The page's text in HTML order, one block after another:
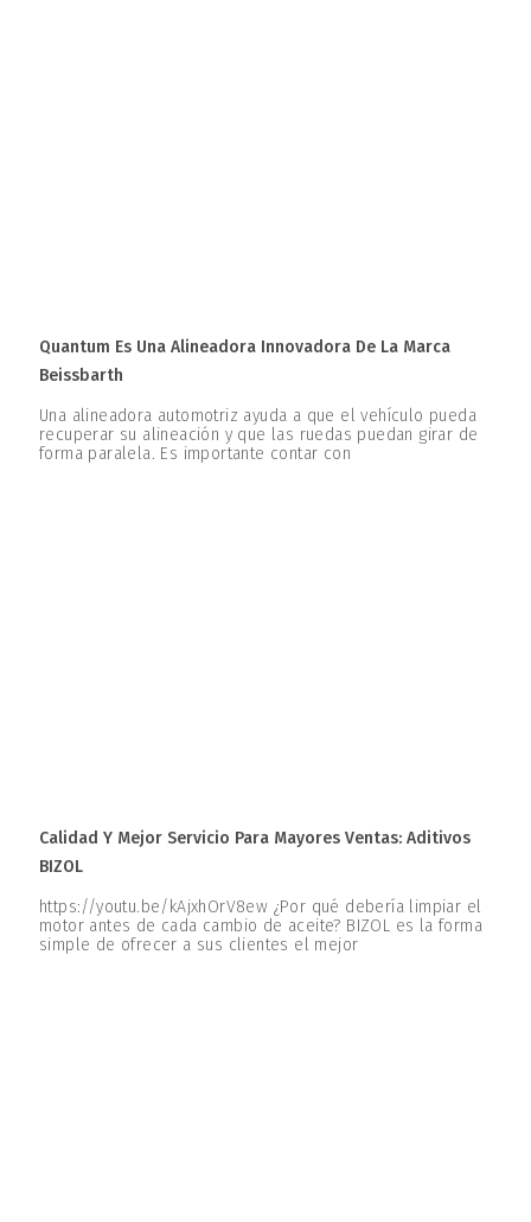
Quantum Es Una Alineadora Innovadora De La Marca
Beissbarth
Una alineadora automotriz ayuda a que el vehículo pueda
recuperar su alineación y que las ruedas puedan girar de
forma paralela. Es importante contar con
Calidad Y Mejor Servicio Para Mayores Ventas: Aditivos
BIZOL
https://youtu.be/kAjxhOrV8ew ¿Por qué debería limpiar el
motor antes de cada cambio de aceite? BIZOL es la forma
simple de ofrecer a sus clientes el mejor